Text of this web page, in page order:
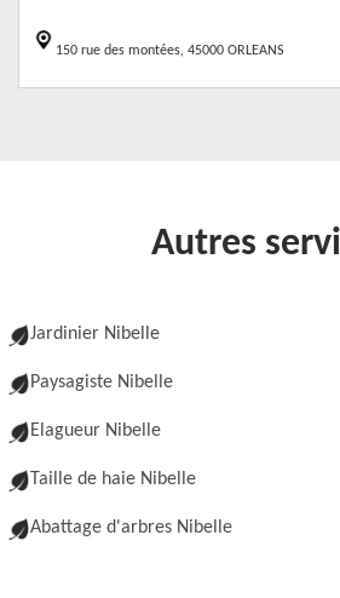
150 rue des montées, 45000 ORLEANS
Autres
Jardinier Nibelle
Paysagiste Nibelle
Elagueur Nibelle
Taille de haie Nibelle
Abattage d'arbres Nibelle